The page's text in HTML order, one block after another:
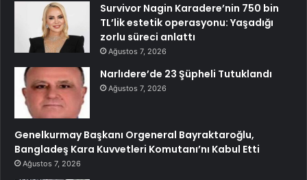
Survivor Nagin Karadere’nin 750 bin
TL’lik estetik operasyonu: Yaşadığı
zorlu süreci anlattı
Ağustos 7, 2026
Narlıdere’de 23 Şüpheli Tutuklandı
Ağustos 7, 2026
Genelkurmay Başkanı Orgeneral Bayraktaroğlu,
Bangladeş Kara Kuvvetleri Komutanı’nı Kabul Etti
Ağustos 7, 2026